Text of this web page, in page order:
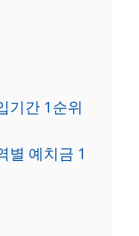
기간 1순위
별 예치금 1